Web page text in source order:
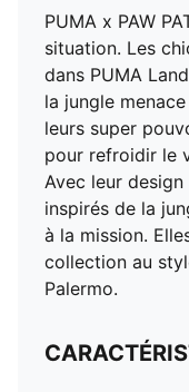
PUMA x PAW
situation. Les
dans PUMA
la jungle
leurs super
pour refroidir le
Avec leur
inspirés de la
à la mission.
collection au
Palermo.